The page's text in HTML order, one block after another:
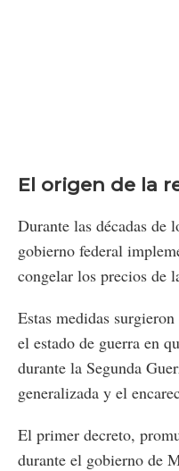
El origen de la
Durante las décadas de
gobierno federal
congelar los precios de
Estas medidas
el estado de guerra en
durante la Segunda
generalizada y el
El primer decreto,
durante el gobierno de